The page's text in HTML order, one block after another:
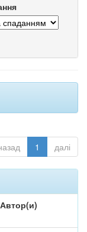
1 далі
Автор(и)